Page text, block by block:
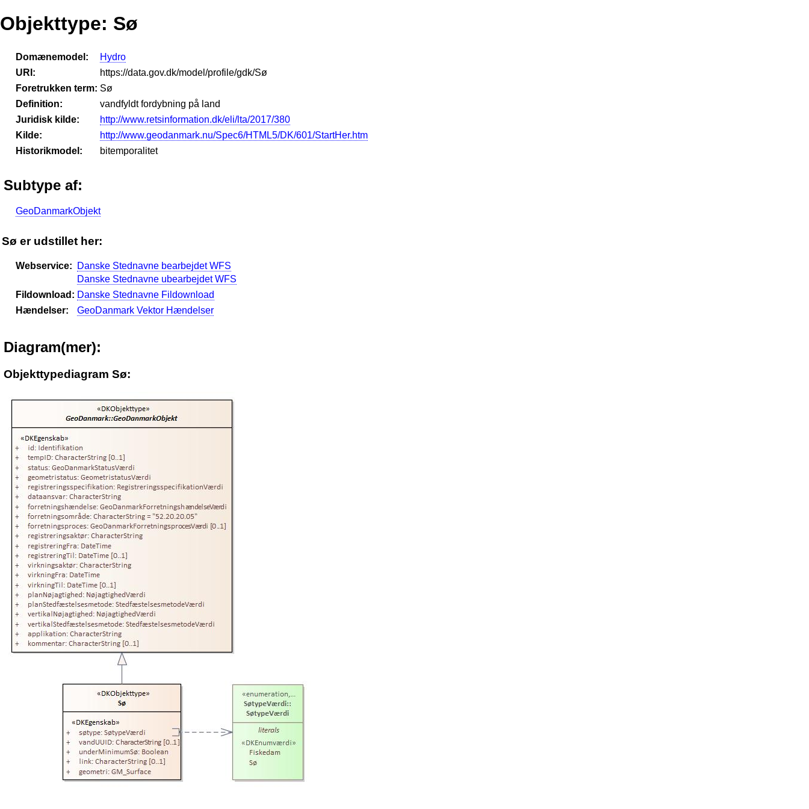
Objekttype: Sø
Domænemodel:
Hydro
URI:
https://data.gov.dk/model/profile/gdk/Sø
Foretrukken term: Sø
Definition:
vandfyldt fordybning på land
Juridisk kilde:
http://www.retsinformation.dk/eli/lta/2017/380
Kilde:
http://www.geodanmark.nu/Spec6/HTML5/DK/601/StartHer.htm
Historikmodel:
bitemporalitet
Subtype af:
GeoDanmarkObjekt
Sø er udstillet her:
Webservice:
Danske Stednavne bearbejdet WFS
Danske Stednavne ubearbejdet WFS
Fildownload: Danske Stednavne Fildownload
Hændelser:
GeoDanmark Vektor Hændelser
Diagram(mer):
Objekttypediagram Sø: